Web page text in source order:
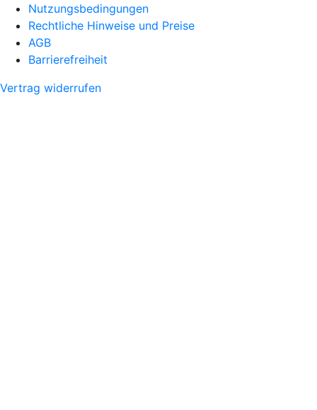
Nutzungsbedingungen
Rechtliche Hinweise und Preise
AGB
Barrierefreiheit
Vertrag widerrufen